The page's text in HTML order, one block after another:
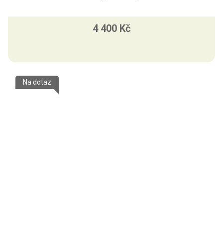
4 400 Kč
Na dotaz